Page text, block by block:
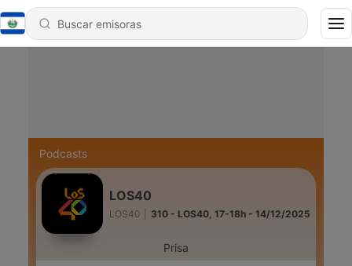
Podcasts
LOS40
LOS40 310 - LOS40, 17-18h - 14/12/2025
Prisa